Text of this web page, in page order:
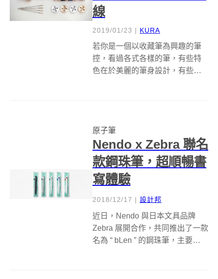
線
2019/01/23 | KURA
若你是一個以收藏筆為興趣的筆
控，看過各式各樣的筆，有些特
色在於美麗的筆身設計，有些則
長得比較質感的一般原子筆，不
過打開筆...
原子筆
Nendo x Zebra 聯名
款鋼珠筆，超順暢書
寫體驗
2018/12/17 | 設計邦
近日，Nendo 與日本文具品牌
Zebra 展開合作，共同推出了一款
名為 “ bLen ” 的鋼珠筆，主要關注